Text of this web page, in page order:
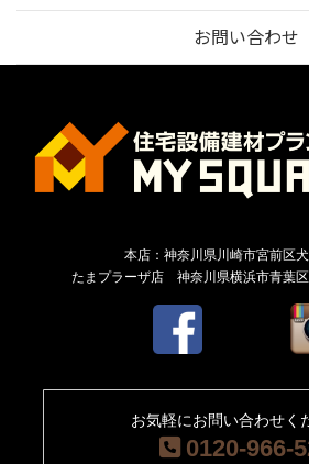
お問い合わせ
本店：神奈川県川崎市宮前区
たまプラーザ店 神奈川県横浜市青葉
お気軽にお問い合わせく
0120-966-